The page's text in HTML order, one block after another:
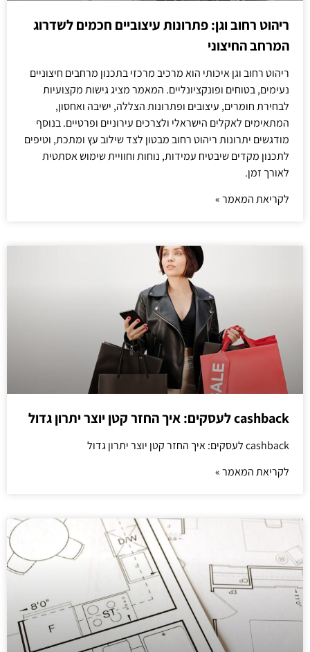
ריהוט רחוב וגן: פתרונות עיצוביים חכמים לשדרוג
המרחב החיצוני
ריהוט רחוב וגן איכותי הוא מרכיב מרכזי בתכנון מרחבים חיצוניים
נעימים, בטוחים ופונקציונליים. המאמר מציג גישות מקצועיות
לבחירת חומרים, עיצובים ופתרונות הצללה, ישיבה ואחסון,
המתאימים לאקלים הישראלי ולצרכים עירוניים ופרטיים. בנוסף
מודגשים יתרונות ריהוט רחוב מבטון לצד שילוב עץ ומתכת, וטיפים
לתכנון מקדים שיבטיח עמידות, נוחות וחוויית שימוש אסתטית
לאורך זמן.
לקריאת המאמר »
cashback לעסקים: איך החזר קטן יוצר יתרון גדול
cashback לעסקים: איך החזר קטן יוצר יתרון גדול
לקריאת המאמר »